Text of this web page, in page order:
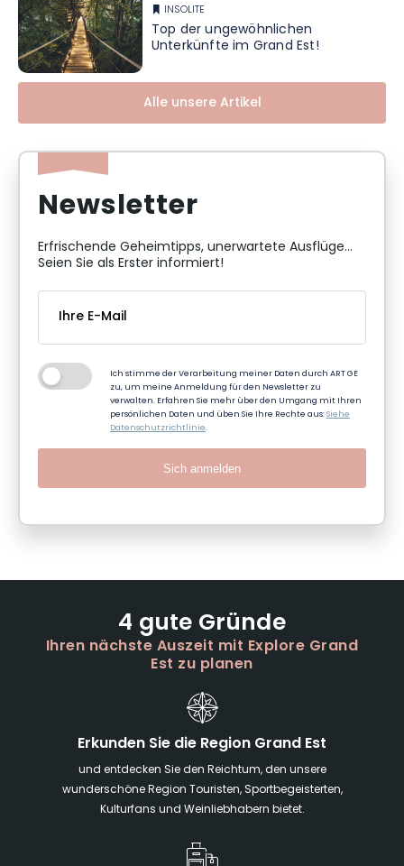
INSOLITE
Top der ungewöhnlichen
Unterkünfte im Grand Est!
Alle unsere Artikel
Newsletter
Erfrischende Geheimtipps, unerwartete Ausflüge...
Seien Sie als Erster informiert!
Ich stimme der Verarbeitung meiner Daten durch ART GE
zu, um meine Anmeldung für den Newsletter zu
verwalten. Erfahren Sie mehr über den Umgang mit Ihren
persönlichen Daten und üben Sie Ihre Rechte aus:Siehe
Datenschutzrichtlinie.
Sich anmelden
4 gute Gründe
Ihren nächste Auszeit mit Explore Grand
Est zu planen
Erkunden Sie die Region Grand Est
und entdecken Sie den Reichtum, den unsere
wunderschöne Region Touristen, Sportbegeisterten,
Kulturfans und Weinliebhabern bietet.